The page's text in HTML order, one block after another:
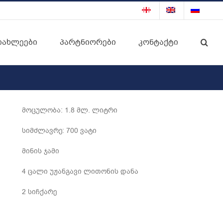
პარტნიორები კონტაქტი
მოცულობა: 1.8 მლ. ლიტრი
სიმძლავრე: 700 ვატი
მინის ჯამი
4 ცალი უჟანგავი ლითონის დანა
2 სიჩქარე